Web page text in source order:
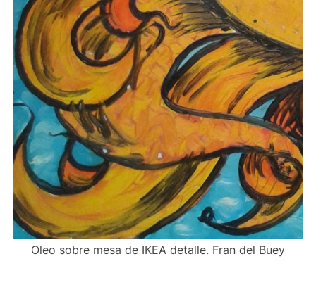
Oleo sobre mesa de IKEA detalle. Fran del Buey